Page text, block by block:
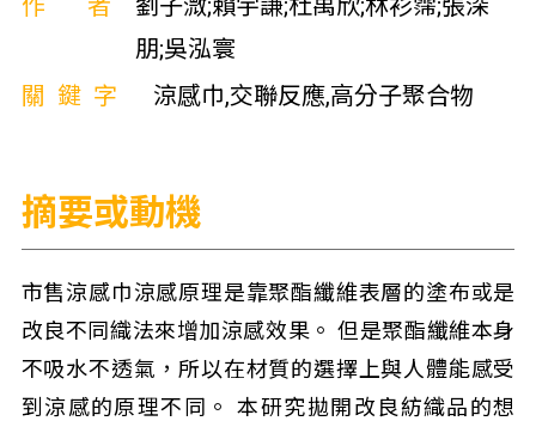
作者
劉子溦;賴宇謙;杜禹欣;林衫霈;張深
朋;吳泓寰
關鍵字
涼感巾,交聯反應,高分子聚合物
摘要或動機
市售涼感巾涼感原理是靠聚酯纖維表層的塗布或是
改良不同織法來增加涼感效果。 但是聚酯纖維本身
不吸水不透氣，所以在材質的選擇上與人體能感受
到涼感的原理不同。 本研究拋開改良紡織品的想